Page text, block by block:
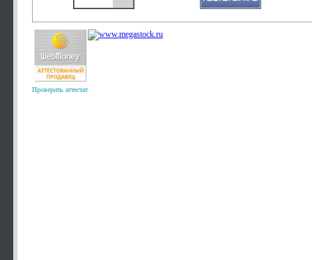
Проверить аттестат